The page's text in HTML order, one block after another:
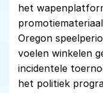
het
Oregon
voelen winkelen
incidentele
het politiek